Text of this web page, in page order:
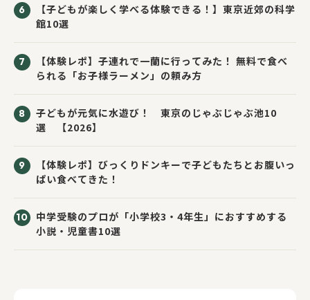
【子どもが楽しく学べる体験できる！】東京近郊の科学
館10選
【体験レポ】子連れで一蘭に行ってみた！ 無料で食べ
られる「お子様ラーメン」の頼み方
子どもが元気に水遊び！ 東京のじゃぶじゃぶ池10
選 【2026】
【体験レポ】びっくりドンキーで子どもたちとお腹いっ
ぱい食べてきた！
中学受験のプロが「小学校3・4年生」におすすめする
小説・児童書10選